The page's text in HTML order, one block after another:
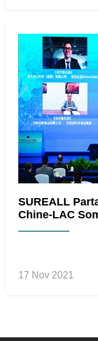
SUREALL
Chine-LAC
17 Nov 2021